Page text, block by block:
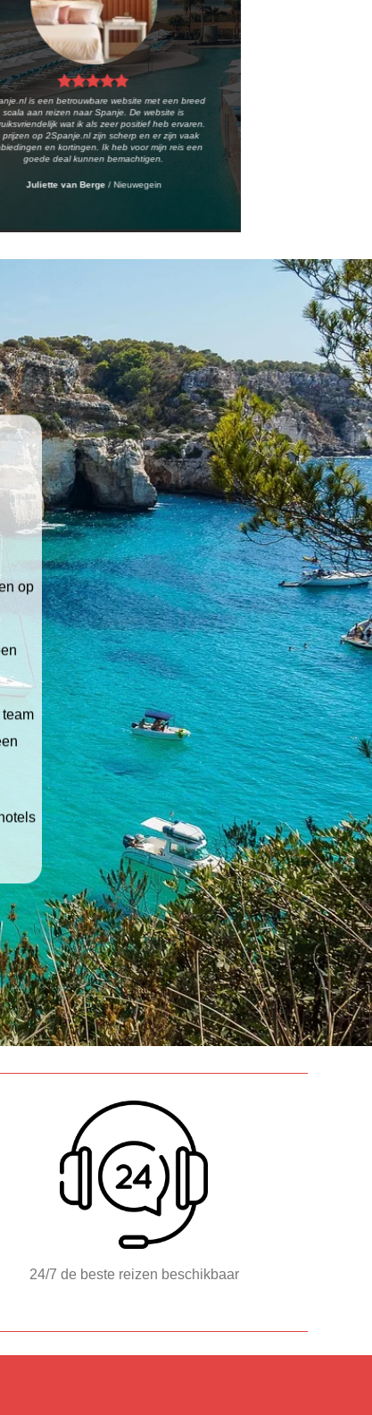
is een betrouwbare website met een breed
scala aan reizen naar Spanje. De website is
wat ik als zeer positief heb ervaren.
prijzen op 2Spanje.nl zijn scherp en er zijn vaak
en kortingen. Ik heb voor mijn reis een
goede deal kunnen bemachtigen.
Juliette van Berge /Nieuwegein
op
24/7 de beste reizen beschikbaar